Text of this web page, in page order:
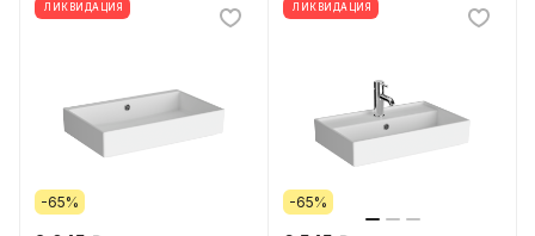
ЛИКВИДАЦИЯ
-65%
ЛИКВИДАЦИЯ
-65%